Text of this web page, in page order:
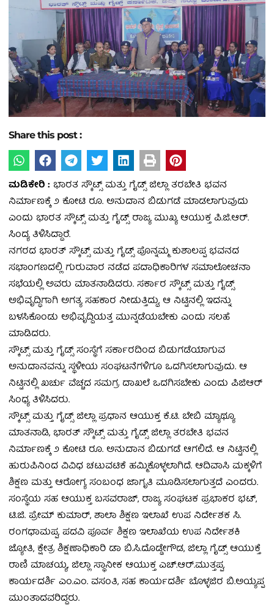
Share this post :
ಮಡಿಕೇರಿ : ಭಾರತ ಸ್ಕೌಟ್ಸ್ ಮತ್ತು ಗೈಡ್ಸ್ ಜಿಲ್ಲಾ ತರಬೇತಿ ಭವನ
ನಿರ್ಮಾಣಕ್ಕೆ ೨ ಕೋಟಿ ರೂ. ಅನುದಾನ ಬಿಡುಗಡೆ ಮಾಡಲಾಗುವುದು
ಎಂದು ಭಾರತ ಸ್ಕೌಟ್ಸ್ ಮತ್ತು ಗೈಡ್ಸ್ ರಾಜ್ಯ ಮುಖ್ಯ ಆಯುಕ್ತ ಪಿ.ಜಿ.ಆರ್.
ಸಿಂದ್ಯ ತಿಳಿಸಿದ್ದಾರೆ.
ನಗರದ ಭಾರತ್ ಸ್ಕೌಟ್ಸ್ ಮತ್ತು ಗೈಡ್ಸ್ ಪೊನ್ನಮ್ಮ ಕುಶಾಲಪ್ಪ ಭವನದ
ಸಭಾಂಗಣದಲ್ಲಿ ಗುರುವಾರ ನಡೆದ ಪದಾಧಿಕಾರಿಗಳ ಸಮಾಲೋಚನಾ
ಸಭೆಯಲ್ಲಿ ಅವರು ಮಾತನಾಡಿದರು. ಸರ್ಕಾರ ಸ್ಕೌಟ್ಸ್ ಮತ್ತು ಗೈಡ್ಸ್
ಅಭಿವೃದ್ಧಿಗಾಗಿ ಅಗತ್ಯ ಸಹಕಾರ ನೀಡುತ್ತಿದ್ದು, ಆ ನಿಟ್ಟಿನಲ್ಲಿ ಇದನ್ನು
ಬಳಸಿಕೊಂಡು ಅಭಿವೃದ್ದಿಯತ್ತ ಮುನ್ನಡೆಯಬೇಕು ಎಂದು ಸಲಹೆ
ಮಾಡಿದರು.
ಸ್ಕೌಟ್ಸ್ ಮತ್ತು ಗೈಡ್ಸ್ ಸಂಸ್ಥೆಗೆ ಸರ್ಕಾರದಿಂದ ಬಿಡುಗಡೆಯಾಗುವ
ಅನುದಾನವನ್ನು ಸ್ಥಳೀಯ ಸಂಘಟನೆಗಳಿಗೂ ಒದಗಿಸಲಾಗುವುದು. ಆ
ನಿಟ್ಟಿನಲ್ಲಿ ಖರ್ಚು ವೆಚ್ಚದ ಸಮಗ್ರ ದಾಖಲೆ ಒದಗಿಸಬೇಕು ಎಂದು ಪಿಜಿಆರ್
ಸಿಂಧ್ಯ ತಿಳಿಸಿದರು.
ಸ್ಕೌಟ್ಸ್ ಮತ್ತು ಗೈಡ್ಸ್ ಜಿಲ್ಲಾ ಪ್ರಧಾನ ಆಯುಕ್ತ ಕೆ.ಟಿ. ಬೇಬಿ ಮ್ಯಾಥ್ಯೂ
ಮಾತನಾಡಿ, ಭಾರತ್ ಸ್ಕೌಟ್ಸ್ ಮತ್ತು ಗೈಡ್ಸ್ ಜಿಲ್ಲಾ ತರಬೇತಿ ಭವನ
ನಿರ್ಮಾಣಕ್ಕೆ ೨ ಕೋಟಿ ರೂ. ಅನುದಾನ ಬಿಡುಗಡೆ ಆಗಲಿದೆ. ಆ ನಿಟ್ಟಿನಲ್ಲಿ
ಹುರುಪಿನಿಂದ ವಿವಿಧ ಚಟುವಟಿಕೆ ಹಮ್ಮಿಕೊಳ್ಳಲಾಗಿದೆ. ಆದಿವಾಸಿ ಮಕ್ಕಳಿಗೆ
ಶಿಕ್ಷಣ ಮತ್ತು ಆರೋಗ್ಯ ಸಂಬಂಧ ಜಾಗೃತಿ ಮೂಡಿಸಲಾಗುತ್ತದೆ ಎಂದರು.
ಸಂಸ್ಥೆಯ ಸಹ ಆಯುಕ್ತ ಬಸವರಾಜ್, ರಾಜ್ಯ ಸಂಘಟಕ ಪ್ರಭಾಕರ ಭಟ್,
ಟಿ.ಜಿ. ಪ್ರೇಮ್ ಕುಮಾರ್, ಶಾಲಾ ಶಿಕ್ಷಣ ಇಲಾಖೆ ಉಪ ನಿರ್ದೇಶಕ ಸಿ.
ರಂಗಧಾಮಪ್ಪ, ಪದವಿ ಪೂರ್ವ ಶಿಕ್ಷಣ ಇಲಾಖೆಯ ಉಪ ನಿರ್ದೇಶಕಿ
ಜ್ಯೋತಿ, ಕ್ಷೇತ್ರ ಶಿಕ್ಷಣಾಧಿಕಾರಿ ಡಾ ಬಿ.ಸಿ.ದೊಡ್ಡೇಗೌಡ, ಜಿಲ್ಲಾ ಗೈಡ್ಸ್ ಆಯುಕ್ತೆ
ರಾಣಿ ಮಾಚಯ್ಯ, ಜಿಲ್ಲಾ ಸ್ಥಾನೀಕ ಆಯುಕ್ತ ಎಚ್.ಆರ್.ಮುತ್ತಪ್ಪ,
ಕಾರ್ಯದರ್ಶಿ ಎಂ.ಎಂ. ವಸಂತಿ, ಸಹ ಕಾರ್ಯದರ್ಶಿ ಬೊಳ್ಳಜಿರ ಬಿ.ಅಯ್ಯಪ್ಪ
ಮುಂತಾದವರಿದ್ದರು.